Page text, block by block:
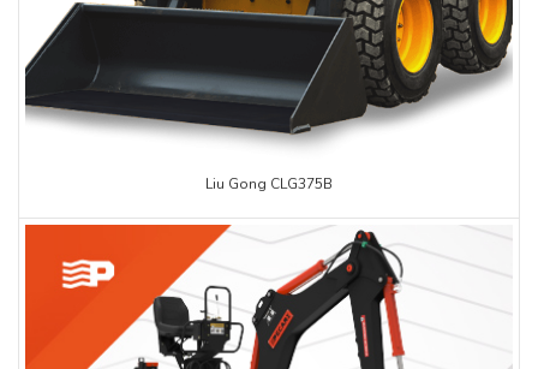
Liu Gong CLG375B